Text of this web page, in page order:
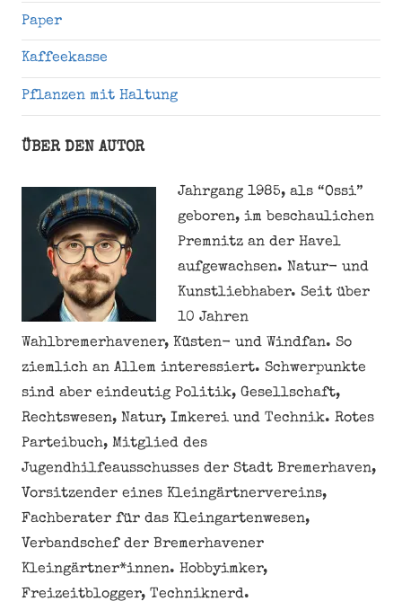
Paper
Kaffeekasse
Pflanzen mit Haltung
ÜBER DEN AUTOR
Jahrgang 1985, als “Ossi”
geboren, im beschaulichen
Premnitz an der Havel
aufgewachsen. Natur- und
Kunstliebhaber. Seit über
10 Jahren
Wahlbremerhavener, Küsten- und Windfan. So
ziemlich an Allem interessiert. Schwerpunkte
sind aber eindeutig Politik, Gesellschaft,
Rechtswesen, Natur, Imkerei und Technik. Rotes
Parteibuch, Mitglied des
Jugendhilfeausschusses der Stadt Bremerhaven,
Vorsitzender eines Kleingärtnervereins,
Fachberater für das Kleingartenwesen,
Verbandschef der Bremerhavener
Kleingärtner*innen. Hobbyimker,
Freizeitblogger, Techniknerd.